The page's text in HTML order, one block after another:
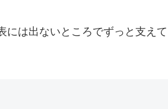
には出ないところでずっと支えて